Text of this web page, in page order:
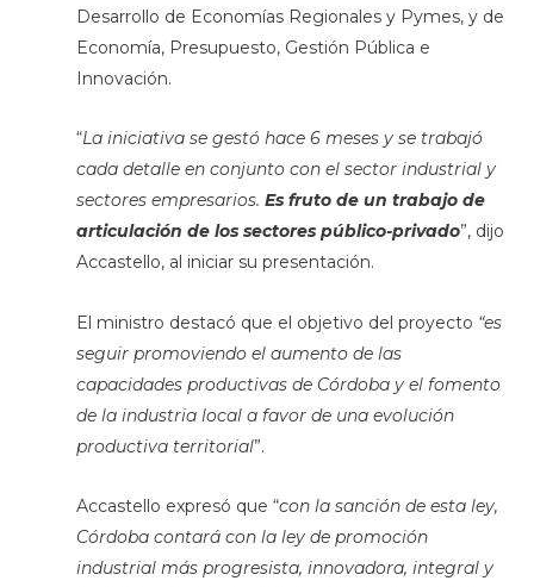
Desarrollo de Economías Regionales y Pymes, y de
Economía, Presupuesto, Gestión Pública e
Innovación.
“La iniciativa se gestó hace 6 meses y se trabajó
cada detalle en conjunto con el sector industrial y
sectores empresarios. Es fruto de un trabajo de
articulación de los sectores público-privado”, dijo
Accastello, al iniciar su presentación.
El ministro destacó que el objetivo del proyecto “es
seguir promoviendo el aumento de las
capacidades productivas de Córdoba y el fomento
de la industria local a favor de una evolución
productiva territorial”.
Accastello expresó que “con la sanción de esta ley,
Córdoba contará con la ley de promoción
industrial más progresista, innovadora, integral y